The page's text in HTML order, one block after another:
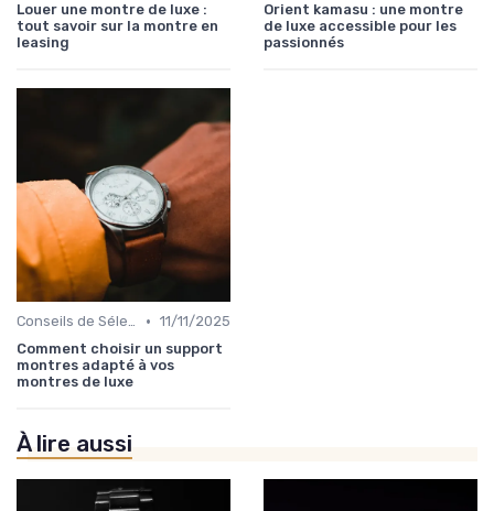
Louer une montre de luxe :
tout savoir sur la montre en
leasing
Orient kamasu : une montre
de luxe accessible pour les
passionnés
Conseils de Sélection par Style • 11/11/2025
Comment choisir un support
montres adapté à vos
montres de luxe
À lire aussi